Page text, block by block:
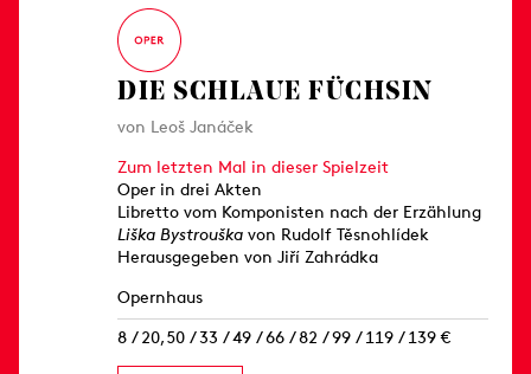
DIE SCHLAUE FÜCHSIN
von Leoš Janáček
Zum letzten Mal in dieser Spielzeit
Oper in drei Akten
Libretto vom Komponisten nach der Erzählung
Liška Bystrouška von Rudolf Těsnohlídek
Herausgegeben von Jiří Zahrádka
Opernhaus
8 / 20,50 / 33 / 49 / 66 / 82 / 99 / 119 / 139 €